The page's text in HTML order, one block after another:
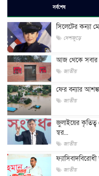
সর্বশেষ
সিলেটের কন্যা
দেশজুড়ে
আজ থেকে সবার
জাতীয়
ফের বন্যার
জাতীয়
জুলাইয়ের কৃতিত্ব
স্বর...
জাতীয়
জাতীয়